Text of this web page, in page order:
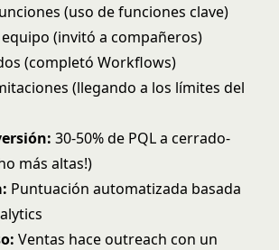
(uso de funciones clave)
(invitó a compañeros)
(completó Workflows)
(llegando a los límites del
30-50% de PQL a cerrado-
más altas!)
Puntuación automatizada basada
Ventas hace outreach con un